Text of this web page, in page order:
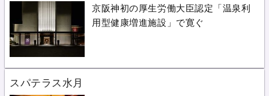
京阪神初の厚生労働大臣認定「温泉利
用型健康増進施設」で寛ぐ
スパテラス水月